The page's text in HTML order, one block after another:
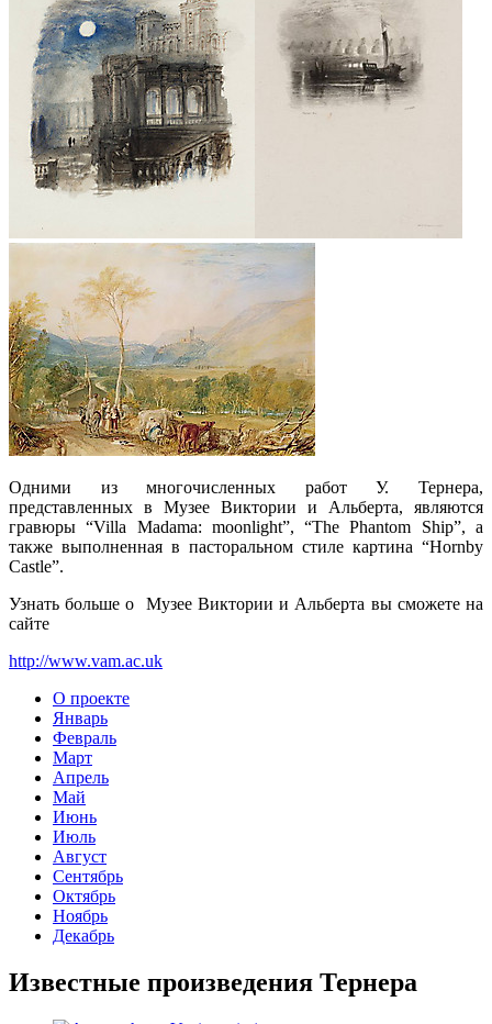
Одними из многочисленных работ У. Тернера,
представленных в Музее Виктории и Альберта, являются
гравюры “Villa Madama: moonlight”, “The Phantom Ship”, а
также выполненная в пасторальном стиле картина “Hornby
Castle”.
Узнать больше о Музее Виктории и Альберта вы сможете на
сайте
http://www.vam.ac.uk
О проекте
Январь
Февраль
Март
Апрель
Май
Июнь
Июль
Август
Сентябрь
Октябрь
Ноябрь
Декабрь
Известные произведения Тернера